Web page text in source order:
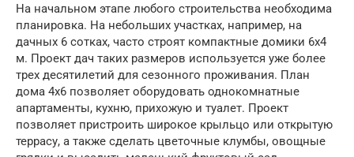
На начальном этапе любого строительства необходима
планировка. На небольших участках, например, на
дачных 6 сотках, часто строят компактные домики 6х4
м. Проект дач таких размеров используется уже более
трех десятилетий для сезонного проживания. План
дома 4х6 позволяет оборудовать однокомнатные
апартаменты, кухню, прихожую и туалет. Проект
позволяет пристроить широкое крыльцо или открытую
террасу, а также сделать цветочные клумбы, овощные